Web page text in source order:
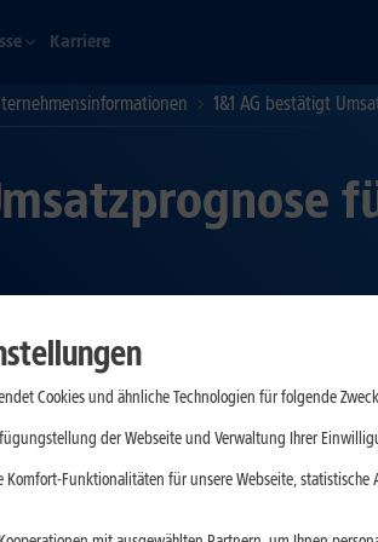
Karriere
1&1 AG bestätigt
DE 0005545503) konnte im ersten Halbjahr
auf 310.000 neu gewonnenen Mobile
wieder ein stabiler Bestand bei
auf 1.930,7 Mio. EUR (H1 2020: 1.881,2
Cookies und ähnliche Technologien für folgende
der Webseite und Verwaltung Ihrer
Komfort-Funktionalitäten für unsere Webseite,